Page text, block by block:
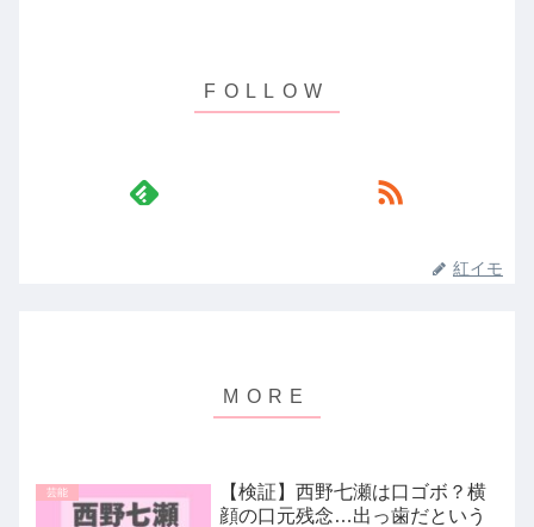
紅イモ
芸能
【検証】西野七瀬は口ゴボ？横
顔の口元残念…出っ歯だという